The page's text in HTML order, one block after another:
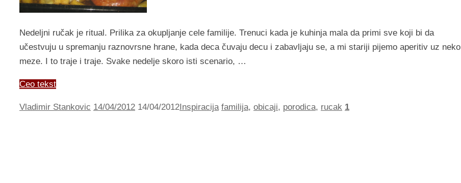
Nedeljni ručak je ritual. Prilika za okupljanje cele familije. Trenuci kada je kuhinja mala da primi sve koji bi da
učestvuju u spremanju raznovrsne hrane, kada deca čuvaju decu i zabavljaju se, a mi stariji pijemo aperitiv uz neko
meze. I to traje i traje. Svake nedelje skoro isti scenario, …
Ceo tekst
Vladimir Stankovic 14/04/2012 14/04/2012 Inspiracija familija, obicaji, porodica, rucak 1